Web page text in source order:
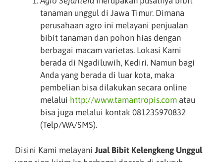
tanaman unggul di Jawa Timur. Dimana
perusahaan agro ini melayani penjualan
bibit tanaman dan pohon hias dengan
berbagai macam varietas. Lokasi Kami
berada di Ngadiluwih, Kediri. Namun bagi
Anda yang berada di luar kota, maka
pembelian bisa dilakukan secara online
melalui http://www.tamantropis.com atau
bisa juga melalui kontak 081235970832
(Telp/WA/SMS).
Disini Kami melayani Jual Bibit Kelengkeng Unggul